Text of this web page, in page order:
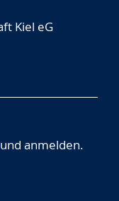
Kiel eG
anmelden.